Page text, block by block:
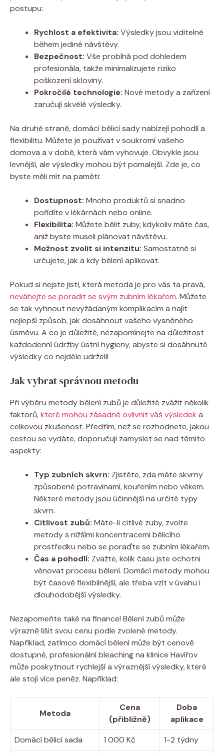
postupu:
Rychlost a efektivita: Výsledky jsou viditelné
během jediné návštěvy.
Bezpečnost: Vše probíhá pod dohledem
profesionála, takže minimalizujete riziko
poškození skloviny.
Pokročilé technologie: Nové metody a zařízení
zaručují skvélé výsledky.
Na druhé straně, domácí bělicí sady nabízejí pohodlí a
flexibilitu. Můžete je používat v soukromí vašeho
domova a v době, která vám vyhovuje. Obvykle jsou
levnější, ale výsledky mohou být pomalejší. Zde je, co
byste měli mít na paměti:
Dostupnost: Mnoho produktů si snadno
pořídíte v lékárnách nebo online.
Flexibilita: Můžete bělit zuby, kdykoliv máte čas,
aniž byste museli plánovat návštěvu.
Možnost zvolit si intenzitu: Samostatně si
určujete, jak a kdy bělení aplikovat.
Pokud si nejste jisti, která metoda je pro vás ta pravá,
neváhejte se poradit se svým zubním lékařem. Můžete
se tak vyhnout nevyžádaným komplikacím a najít
nejlepší způsob, jak dosáhnout vašeho vysněného
úsměvu. A co je důležité, nezapomínejte na důležitost
každodenní údržby ústní hygieny, abyste si dosáhnuté
výsledky co nejdéle udrželi!
Jak vybrat správnou metodu
Při výběru metody bělení zubů je důležité zvážit několik
faktorů,které mohou zásadně ovlivnit váš výsledek a
celkovou zkušenost. Předtím, než se rozhodnete, jakou
cestou se vydáte, doporučuji zamyslet se nad těmito
aspekty:
Typ zubních skvrn: Zjistěte, zda máte skvrny
způsobené potravinami, kouřením nebo věkem.
Některé metody jsou účinnější na určité typy
skvrn.
Citlivost zubů: Máte-li citlivé zuby, zvolte
metody s nižšími koncentracemi bělicího
prostředku nebo se poraďte se zubním lékařem.
Čas a pohodlí: Zvažte, kolik času jste ochotni
věnovat procesu bělení. Domácí metody mohou
být časově flexibilnější, ale třeba vzít v úvahu i
dlouhodobější výsledky.
Nezapomeňte také na finance! Bělení zubů může
výrazně lišit svou cenu podle zvolené metody.
Například, zatímco domácí bělení může být cenově
dostupné, profesionální bleaching na klinice Havířov
může poskytnout rychlejší a výraznější výsledky, které
ale stojí více peněz. Například:
Metoda
Cena
(přibližně)
Doba
aplikace
Domácí bělicí sada
1 000 Kč
1-2 týdny